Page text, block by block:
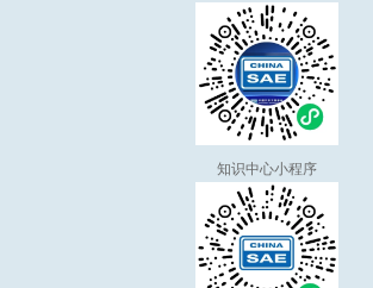
知识中心小程序